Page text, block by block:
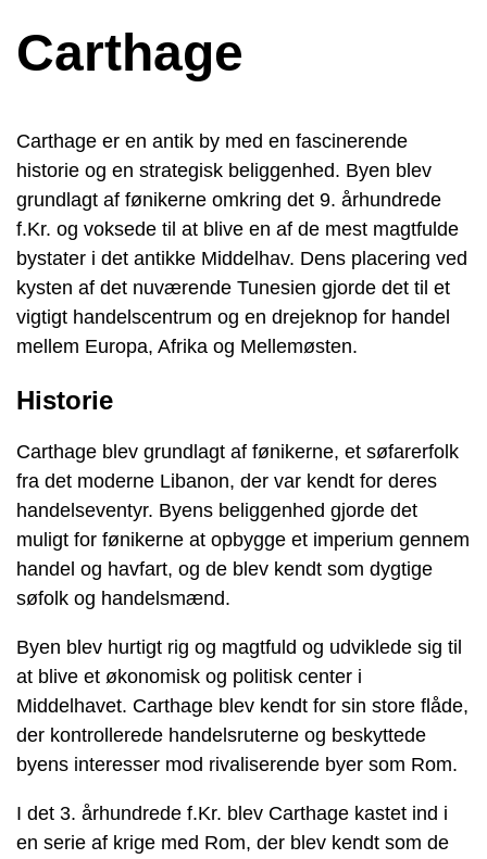
Carthage
Carthage er en antik by med en fascinerende
historie og en strategisk beliggenhed. Byen blev
grundlagt af fønikerne omkring det 9. århundrede
f.Kr. og voksede til at blive en af de mest magtfulde
bystater i det antikke Middelhav. Dens placering ved
kysten af ​​det nuværende Tunesien gjorde det til et
vigtigt handelscentrum og en drejeknop for handel
mellem Europa, Afrika og Mellemøsten.
Historie
Carthage blev grundlagt af fønikerne, et søfarerfolk
fra det moderne Libanon, der var kendt for deres
handelseventyr. Byens beliggenhed gjorde det
muligt for fønikerne at opbygge et imperium gennem
handel og havfart, og de blev kendt som dygtige
søfolk og handelsmænd.
Byen blev hurtigt rig og magtfuld og udviklede sig til
at blive et økonomisk og politisk center i
Middelhavet. Carthage blev kendt for sin store flåde,
der kontrollerede handelsruterne og beskyttede
byens interesser mod rivaliserende byer som Rom.
I det 3. århundrede f.Kr. blev Carthage kastet ind i
en serie af krige med Rom, der blev kendt som de